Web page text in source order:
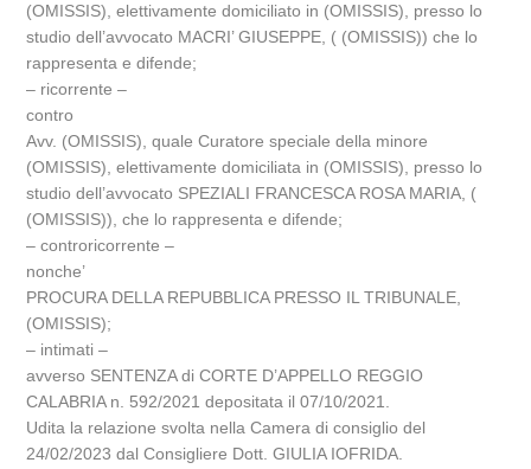
(OMISSIS), elettivamente domiciliato in (OMISSIS), presso lo
studio dell’avvocato MACRI’ GIUSEPPE, ( (OMISSIS)) che lo
rappresenta e difende;
– ricorrente –
contro
Avv. (OMISSIS), quale Curatore speciale della minore
(OMISSIS), elettivamente domiciliata in (OMISSIS), presso lo
studio dell’avvocato SPEZIALI FRANCESCA ROSA MARIA, (
(OMISSIS)), che lo rappresenta e difende;
– controricorrente –
nonche’
PROCURA DELLA REPUBBLICA PRESSO IL TRIBUNALE,
(OMISSIS);
– intimati –
avverso SENTENZA di CORTE D’APPELLO REGGIO
CALABRIA n. 592/2021 depositata il 07/10/2021.
Udita la relazione svolta nella Camera di consiglio del
24/02/2023 dal Consigliere Dott. GIULIA IOFRIDA.